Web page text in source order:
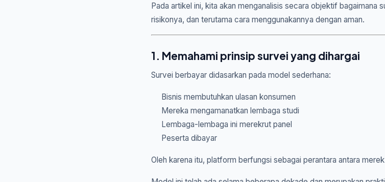
Pada artikel ini, kita akan menganalisis secara objektif bagaimana
risikonya, dan terutama cara menggunakannya dengan aman.
1. Memahami prinsip survei yang dihargai
Survei berbayar didasarkan pada model sederhana:
Bisnis membutuhkan ulasan konsumen
Mereka mengamanatkan lembaga studi
Lembaga-lembaga ini merekrut panel
Peserta dibayar
Oleh karena itu, platform berfungsi sebagai perantara antara